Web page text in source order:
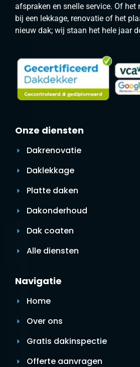
afspraken en snelle service. Of het
bij een lekkage, renovatie of het
nieuw dak; wij staan het hele jaar
Onze diensten
Dakrenovatie
Daklekkage
Platte daken
Dakonderhoud
Dak coaten
Alle diensten
Navigatie
Home
Over ons
Gratis dakinspectie
Offerte aanvragen